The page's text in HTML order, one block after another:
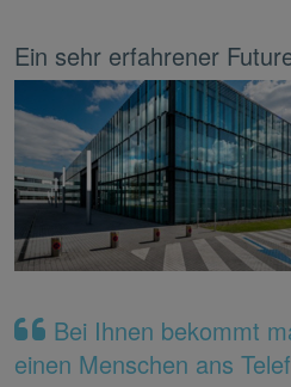
Ein sehr erfahrener
Bei Ihnen bekommt
einen Menschen ans